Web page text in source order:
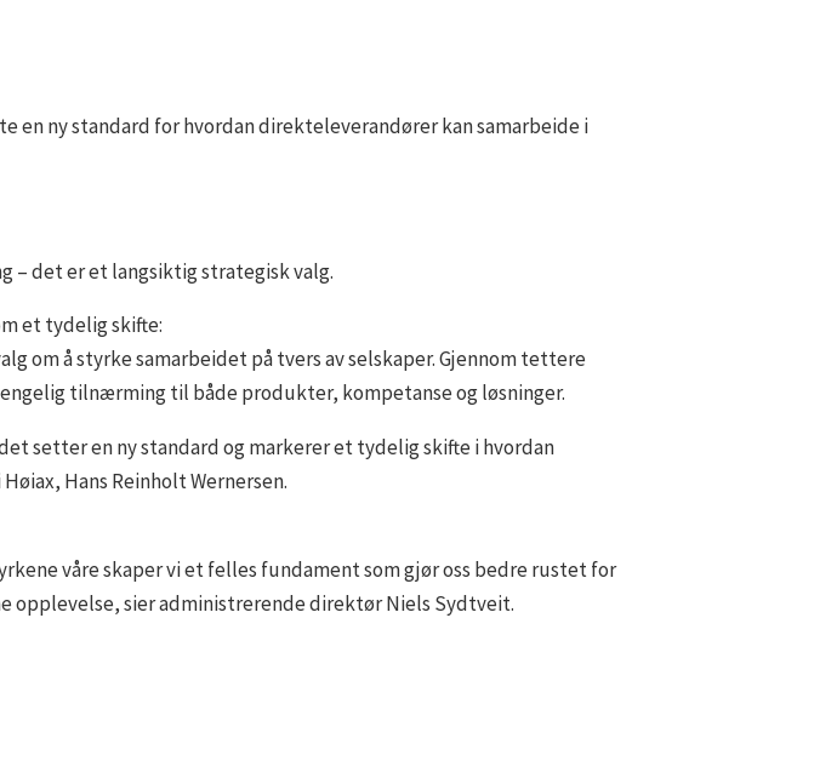
en ny standard for hvordan direkteleverandører kan samarbeide i
– det er et langsiktig strategisk valg.
et tydelig skifte:
om å styrke samarbeidet på tvers av selskaper. Gjennom tettere
tilnærming til både produkter, kompetanse og løsninger.
setter en ny standard og markerer et tydelig skifte i hvordan
Hans Reinholt Wernersen.
våre skaper vi et felles fundament som gjør oss bedre rustet for
opplevelse, sier administrerende direktør Niels Sydtveit.